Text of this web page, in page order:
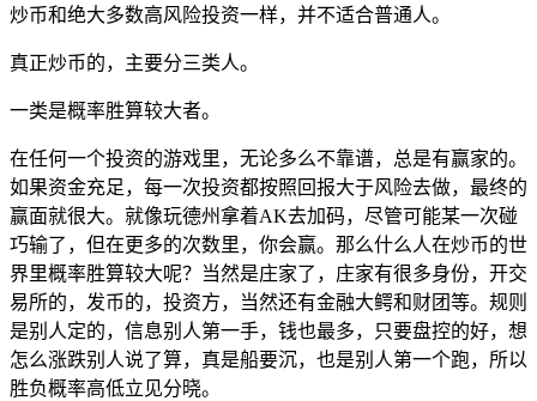
炒币和绝大多数高风险投资一样，并不适合普通人。
真正炒币的，主要分三类人。
一类是概率胜算较大者。
在任何一个投资的游戏里，无论多么不靠谱，总是有赢家的。
如果资金充足，每一次投资都按照回报大于风险去做，最终的
赢面就很大。就像玩德州拿着AK去加码，尽管可能某一次碰
巧输了，但在更多的次数里，你会赢。那么什么人在炒币的世
界里概率胜算较大呢？当然是庄家了，庄家有很多身份，开交
易所的，发币的，投资方，当然还有金融大鳄和财团等。规则
是别人定的，信息别人第一手，钱也最多，只要盘控的好，想
怎么涨跌别人说了算，真是船要沉，也是别人第一个跑，所以
胜负概率高低立见分晓。